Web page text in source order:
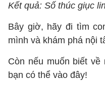
Kết quả: Số thúc giục
Bây giờ, hãy đi tìm
mình và khám phá nội
Còn nếu muốn biết
bạn có thể vào đây!